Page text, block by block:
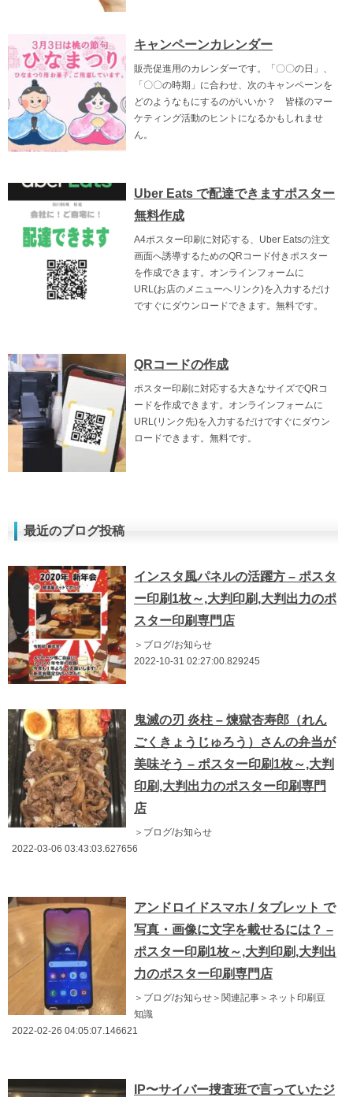
キャンペーンカレンダー
販売促進用のカレンダーです。「〇〇の日」、
「〇〇の時期」に合わせ、次のキャンペーンを
どのようなもにするのがいいか？ 皆様のマー
ケティング活動のヒントになるかもしれませ
ん。
Uber Eats で配達できますポスター
無料作成
A4ポスター印刷に対応する、Uber Eatsの注文
画面へ誘導するためのQRコード付きポスター
を作成できます。オンラインフォームに
URL(お店のメニューへリンク)を入力するだけ
ですぐにダウンロードできます。無料です。
QRコードの作成
ポスター印刷に対応する大きなサイズでQRコ
ードを作成できます。オンラインフォームに
URL(リンク先)を入力するだけですぐにダウン
ロードできます。無料です。
最近のブログ投稿
インスタ風パネルの活躍方 – ポスタ
ー印刷1枚～,大判印刷,大判出力のポ
スター印刷専門店
＞ブログ/お知らせ
2022-10-31 02:27:00.829245
鬼滅の刃 炎柱 – 煉獄杏寿郎（れん
ごくきょうじゅろう）さんの弁当が
美味そう – ポスター印刷1枚～,大判
印刷,大判出力のポスター印刷専門
店
＞ブログ/お知らせ
2022-03-06 03:43:03.627656
アンドロイドスマホ / タブレット で
写真・画像に文字を載せるには？ –
ポスター印刷1枚～,大判印刷,大判出
力のポスター印刷専門店
＞ブログ/お知らせ＞関連記事＞ネット印刷豆
知識
2022-02-26 04:05:07.146621
IP〜サイバー捜査班で言っていたジ